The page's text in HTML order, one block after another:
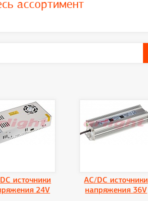
ассортимент
источники
24V
AC/DC источники
напряжения 36V